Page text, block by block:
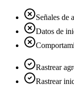
Señales de
Datos de
Rastrear
Rastrear